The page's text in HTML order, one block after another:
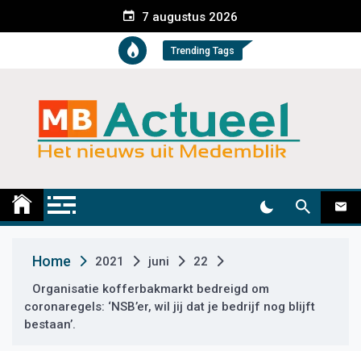
e
t
7 augustus 2026
Trending Tags
Medemblik Actueel
Home 2021 juni
22
Organisatie kofferbakmarkt bedreigd om
coronaregels: ‘NSB’er, wil jij dat je bedrijf nog blijft
bestaan’.